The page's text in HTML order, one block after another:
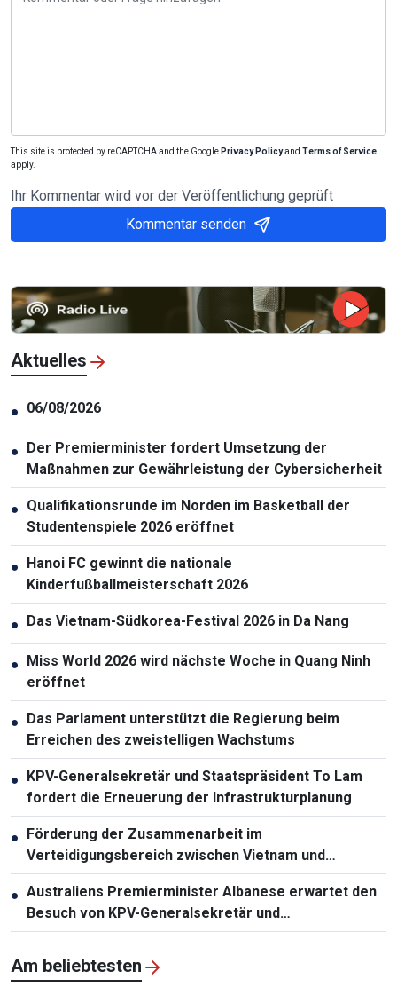
This site is protected by reCAPTCHA and the Google Privacy Policyand Terms of Service
apply.
Ihr Kommentar wird vor der Veröffentlichung geprüft
Kommentar senden
Aktuelles
● 06/08/2026
● Der Premierminister fordert Umsetzung der
Maßnahmen zur Gewährleistung der Cybersicherheit
● Qualifikationsrunde im Norden im Basketball der
Studentenspiele 2026 eröffnet
● Hanoi FC gewinnt die nationale
Kinderfußballmeisterschaft 2026
● Das Vietnam-Südkorea-Festival 2026 in Da Nang
● Miss World 2026 wird nächste Woche in Quang Ninh
eröffnet
● Das Parlament unterstützt die Regierung beim
Erreichen des zweistelligen Wachstums
● KPV-Generalsekretär und Staatspräsident To Lam
fordert die Erneuerung der Infrastrukturplanung
● Förderung der Zusammenarbeit im
Verteidigungsbereich zwischen Vietnam und
Malaysia
● Australiens Premierminister Albanese erwartet den
Besuch von KPV-Generalsekretär und
Staatspräsident To Lam
Am beliebtesten